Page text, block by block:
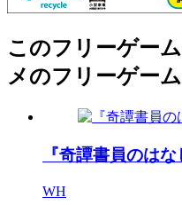
このフリーゲー
メのフリーゲーム
『奇譚書員のはな
WH